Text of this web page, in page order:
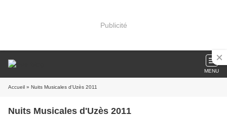
Publicité
MENU
Accueil » Nuits Musicales d'Uzès 2011
Nuits Musicales d'Uzès 2011